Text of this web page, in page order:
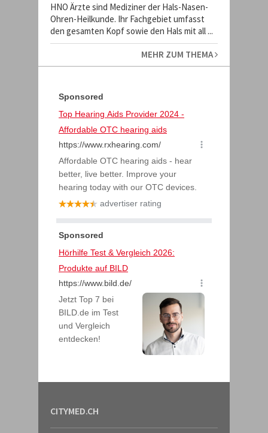
HNO Ärzte sind Mediziner der Hals-Nasen-
Ohren-Heilkunde. Ihr Fachgebiet umfasst
den gesamten Kopf sowie den Hals mit all ...
MEHR ZUM THEMA
CITYMED.CH